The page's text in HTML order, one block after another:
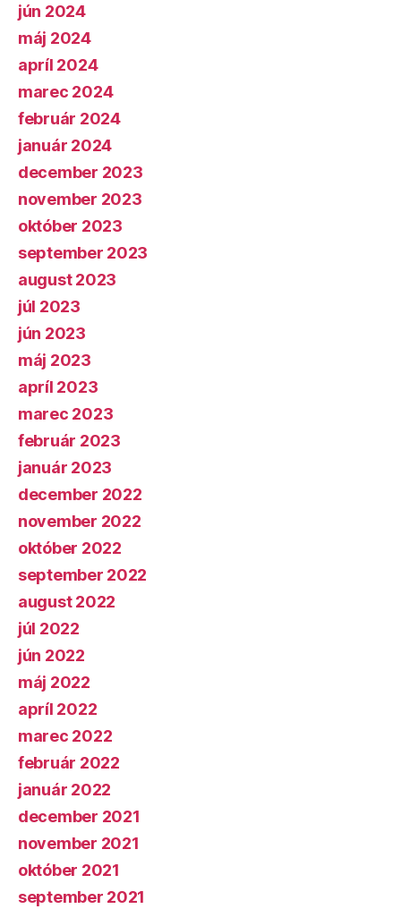
jún 2024
máj 2024
apríl 2024
marec 2024
február 2024
január 2024
december 2023
november 2023
október 2023
september 2023
august 2023
júl 2023
jún 2023
máj 2023
apríl 2023
marec 2023
február 2023
január 2023
december 2022
november 2022
október 2022
september 2022
august 2022
júl 2022
jún 2022
máj 2022
apríl 2022
marec 2022
február 2022
január 2022
december 2021
november 2021
október 2021
september 2021